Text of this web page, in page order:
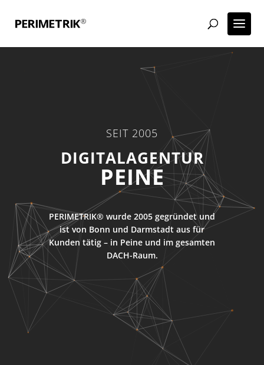
SEIT 2005
WORDPRESS AGENTUR
PEINE
PERIMETRIK® wurde 2005 gegründet und
ist von Bonn und Darmstadt aus für
Kunden tätig – in Peine und im gesamten
DACH-Raum.